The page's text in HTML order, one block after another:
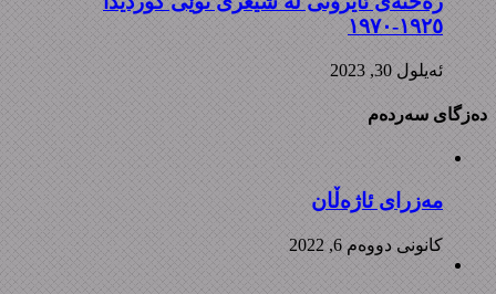
١٩٢٥-١٩٧٠
ئه‌یلول 30, 2023
دەزگای سەردەم
مەزرای ئاژەڵان
كانونی دووه‌م 6, 2022